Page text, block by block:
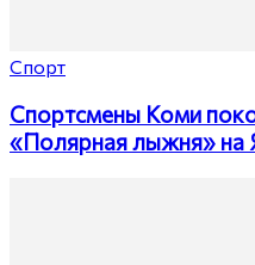
Спорт
Спортсмены Коми
«Полярная лыжня» на